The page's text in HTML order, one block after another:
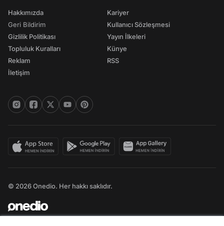
Hakkımızda
Geri Bildirim
Gizlilik Politikası
Topluluk Kuralları
Reklam
İletişim
Kariyer
Kullanıcı Sözleşmesi
Yayın İlkeleri
Künye
RSS
© 2026 Onedio. Her hakkı saklıdır.